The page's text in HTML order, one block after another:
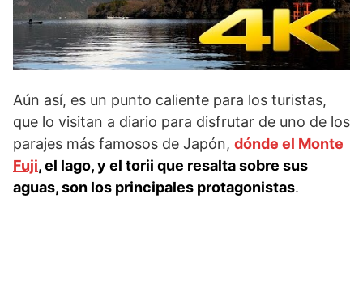
Aún así, es un punto caliente para los turistas,
que lo visitan a diario para disfrutar de uno de los
parajes más famosos de Japón, dónde el Monte
Fuji, el lago, y el torii que resalta sobre sus
aguas, son los principales protagonistas.